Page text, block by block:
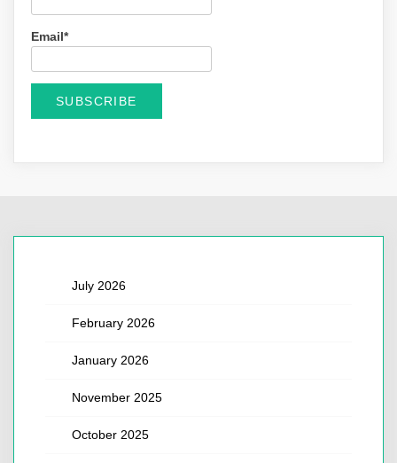
Email*
July 2026
February 2026
January 2026
November 2025
October 2025